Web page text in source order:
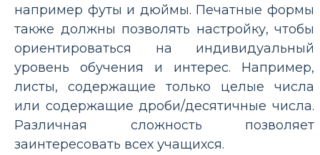
например футы и дюймы. Печатные формы
также должны позволять настройку, чтобы
ориентироваться на индивидуальный
уровень обучения и интерес. Например,
листы, содержащие только целые числа
или содержащие дроби/десятичные числа.
Различная сложность позволяет
заинтересовать всех учащихся.